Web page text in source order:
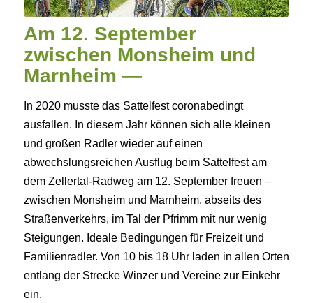
Am 12. September
zwischen Monsheim und
Marnheim —
In 2020 musste das Sattelfest coronabedingt
ausfallen. In diesem Jahr können sich alle kleinen
und großen Radler wieder auf einen
abwechslungsreichen Ausflug beim Sattelfest am
dem Zellertal-Radweg am 12. September freuen –
zwischen Monsheim und Marnheim, abseits des
Straßenverkehrs, im Tal der Pfrimm mit nur wenig
Steigungen. Ideale Bedingungen für Freizeit und
Familienradler. Von 10 bis 18 Uhr laden in allen Orten
entlang der Strecke Winzer und Vereine zur Einkehr
ein.